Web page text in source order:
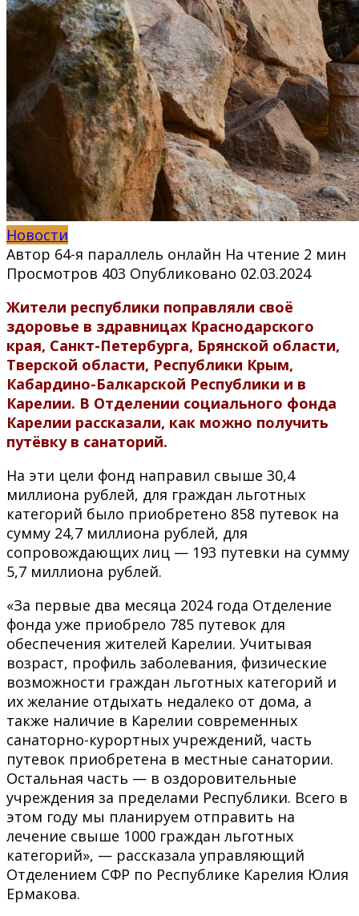
Новости
Автор 64-я параллель онлайн На чтение 2 мин
Просмотров 403 Опубликовано 02.03.2024
Жители республики поправляли своё
здоровье в здравницах Краснодарского
края, Санкт-Петербурга, Брянской области,
Тверской области, Республики Крым,
Кабардино-Балкарской Республики и в
Карелии. В Отделении социального фонда
Карелии рассказали, как можно получить
путёвку в санаторий.
На эти цели фонд направил свыше 30,4
миллиона рублей, для граждан льготных
категорий было приобретено 858 путевок на
сумму 24,7 миллиона рублей, для
сопровождающих лиц — 193 путевки на сумму
5,7 миллиона рублей.
«За первые два месяца 2024 года Отделение
фонда уже приобрело 785 путевок для
обеспечения жителей Карелии. Учитывая
возраст, профиль заболевания, физические
возможности граждан льготных категорий и
их желание отдыхать недалеко от дома, а
также наличие в Карелии современных
санаторно-курортных учреждений, часть
путевок приобретена в местные санатории.
Остальная часть — в оздоровительные
учреждения за пределами Республики. Всего в
этом году мы планируем отправить на
лечение свыше 1000 граждан льготных
категорий», — рассказала управляющий
Отделением СФР по Республике Карелия Юлия
Ермакова.